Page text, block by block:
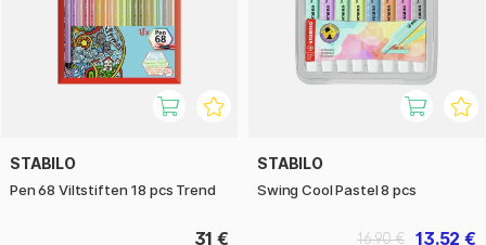
STABILO
Pen 68 Viltstiften 18 pcs Trend
31 €
STABILO
Swing Cool Pastel 8 pcs
13.52 €
16.90 €